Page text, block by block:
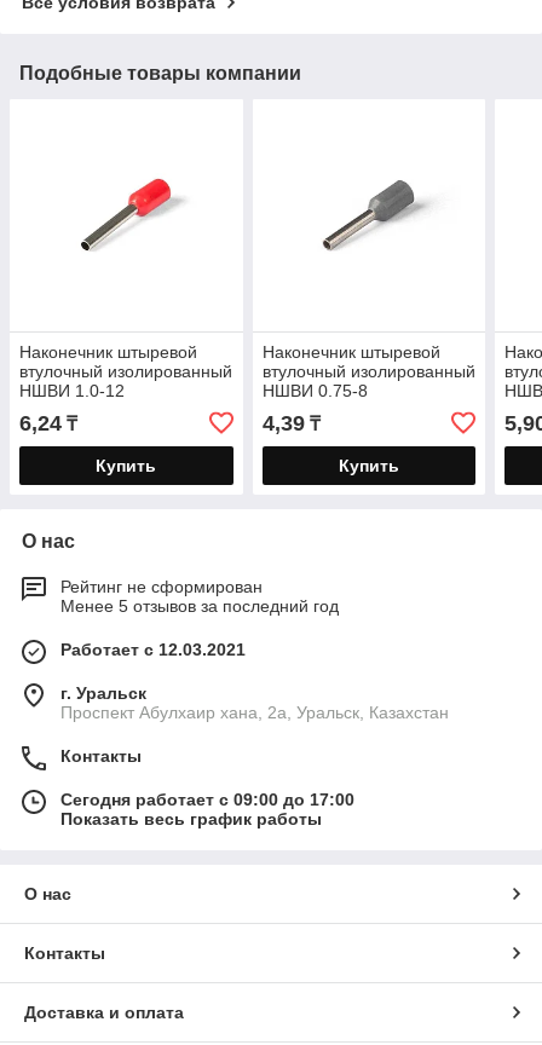
Подобные товары компании
Наконечник штыревой
втулочный изолированный
НШВИ 1.0-12
6,24 ₸
Купить
Наконечник штыревой
втулочный изолированный
НШВИ 0.75-8
4,39₸
Купить
О нас
Рейтинг не сформирован
Менее 5 отзывов за последний год
Работает с 12.03.2021
г. Уральск
Проспект Абулхаир хана, 2а, Уральск, Казахстан
Контакты
Сегодня работает с 09:00 до 17:00
Показать весь график работы
О нас
Контакты
Доставка и оплата